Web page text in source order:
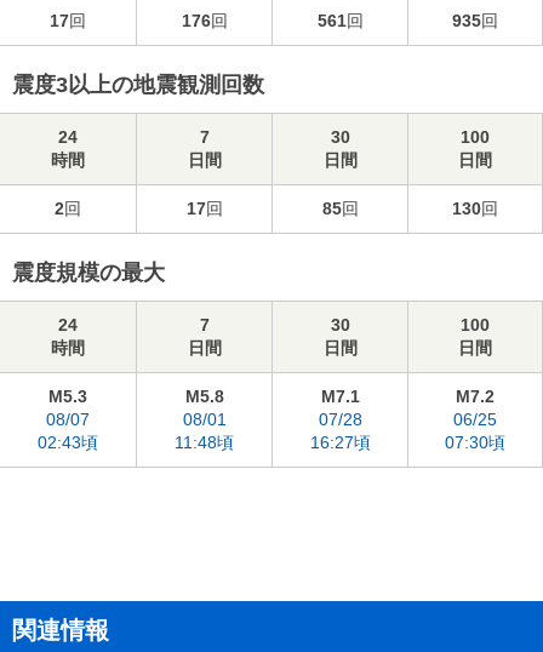
17回 176回 561回 935回
震度3以上の地震観測回数
24
時間
7
日間
30
日間
100
日間
2回 17回 85回 130回
震度規模の最大
24
時間
7
日間
30
日間
100
日間
M5.3
08/07
02:43頃
M5.8
08/01
11:48頃
M7.1
07/28
16:27頃
M7.2
06/25
07:30頃
関連情報